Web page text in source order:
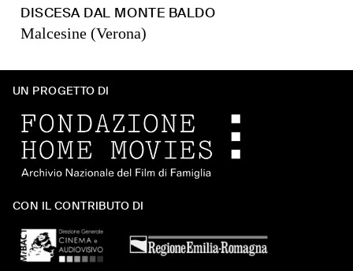
DISCESA DAL MONTE BALDO
Malcesine (Verona)
UN PROGETTO DI
CON IL CONTRIBUTO DI